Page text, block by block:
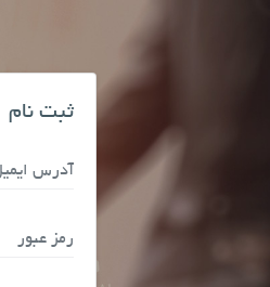
ثبت نام